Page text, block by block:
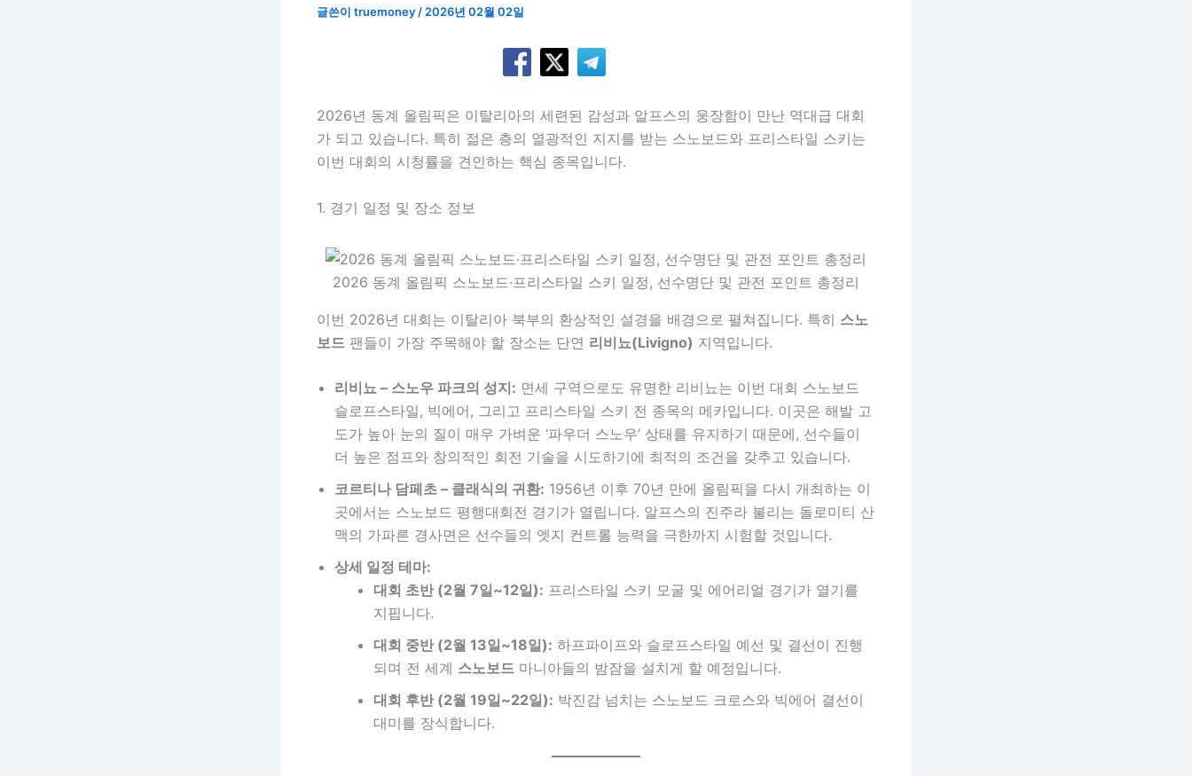
글쓴이 truemoney / 2026년 02월 02일
2026년 동계 올림픽은 이탈리아의 세련된 감성과 알프스의 웅장함이 만난 역대급 대회
가 되고 있습니다. 특히 젊은 층의 열광적인 지지를 받는 스노보드와 프리스타일 스키는
이번 대회의 시청률을 견인하는 핵심 종목입니다.
1. 경기 일정 및 장소 정보
2026 동계 올림픽 스노보드·프리스타일 스키 일정, 선수명단 및 관전 포인트 총정리
이번 2026년 대회는 이탈리아 북부의 환상적인 설경을 배경으로 펼쳐집니다. 특히 스노
보드 팬들이 가장 주목해야 할 장소는 단연 리비뇨(Livigno) 지역입니다.
리비뇨 – 스노우 파크의 성지: 면세 구역으로도 유명한 리비뇨는 이번 대회 스노보드
슬로프스타일, 빅에어, 그리고 프리스타일 스키 전 종목의 메카입니다. 이곳은 해발 고
도가 높아 눈의 질이 매우 가벼운 ‘파우더 스노우’ 상태를 유지하기 때문에, 선수들이
더 높은 점프와 창의적인 회전 기술을 시도하기에 최적의 조건을 갖추고 있습니다.
코르티나 담페초 – 클래식의 귀환: 1956년 이후 70년 만에 올림픽을 다시 개최하는 이
곳에서는 스노보드 평행대회전 경기가 열립니다. 알프스의 진주라 불리는 돌로미티 산
맥의 가파른 경사면은 선수들의 엣지 컨트롤 능력을 극한까지 시험할 것입니다.
상세 일정 테마:
대회 초반 (2월 7일~12일): 프리스타일 스키 모굴 및 에어리얼 경기가 열기를
지핍니다.
대회 중반 (2월 13일~18일): 하프파이프와 슬로프스타일 예선 및 결선이 진행
되며 전 세계 스노보드 마니아들의 밤잠을 설치게 할 예정입니다.
대회 후반 (2월 19일~22일): 박진감 넘치는 스노보드 크로스와 빅에어 결선이
대미를 장식합니다.